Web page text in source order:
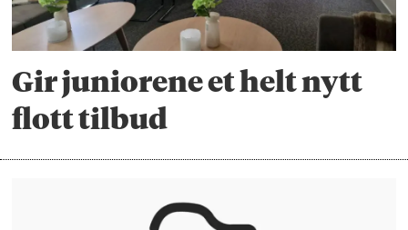
Gir juniorene et helt nytt
flott tilbud